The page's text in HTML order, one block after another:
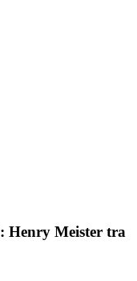
Henry Meister tra